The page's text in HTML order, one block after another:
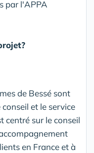
par l'APPA
de Bessé sont
et le service
centré sur le conseil
en France et à